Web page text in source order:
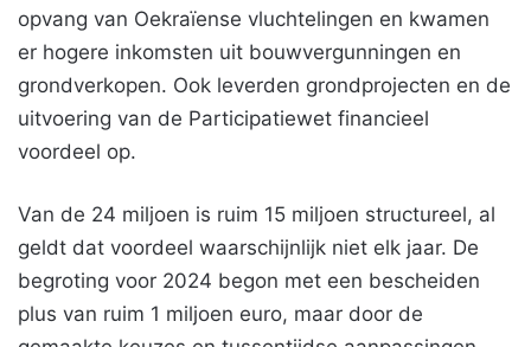
opvang van Oekraïense vluchtelingen en kwamen
er hogere inkomsten uit bouwvergunningen en
grondverkopen. Ook leverden grondprojecten en de
uitvoering van de Participatiewet financieel
voordeel op.
Van de 24 miljoen is ruim 15 miljoen structureel, al
geldt dat voordeel waarschijnlijk niet elk jaar. De
begroting voor 2024 begon met een bescheiden
plus van ruim 1 miljoen euro, maar door de